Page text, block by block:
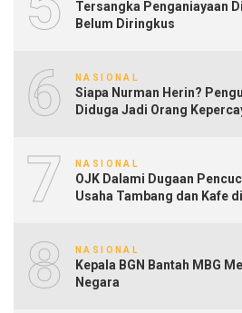
Tersangka Penganiayaan
Belum Diringkus
6 NASIONAL
Siapa Nurman Herin?
Diduga Jadi Orang
7 NASIONAL
OJK Dalami Dugaan
Usaha Tambang dan Kafe
8 NASIONAL
Kepala BGN Bantah MBG
Negara